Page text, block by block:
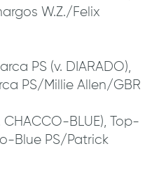
W.Z./Felix
PS (v. DIARADO),
PS/Millie Allen/GBR
BLUE), Top-
Blue PS/Patrick